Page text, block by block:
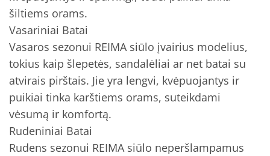
šiltiems orams.
Vasariniai Batai
Vasaros sezonui REIMA siūlo įvairius modelius,
tokius kaip šlepetės, sandalėliai ar net batai su
atvirais pirštais. Jie yra lengvi, kvėpuojantys ir
puikiai tinka karštiems orams, suteikdami
vėsumą ir komfortą.
Rudeniniai Batai
Rudens sezonui REIMA siūlo neperšlampamus